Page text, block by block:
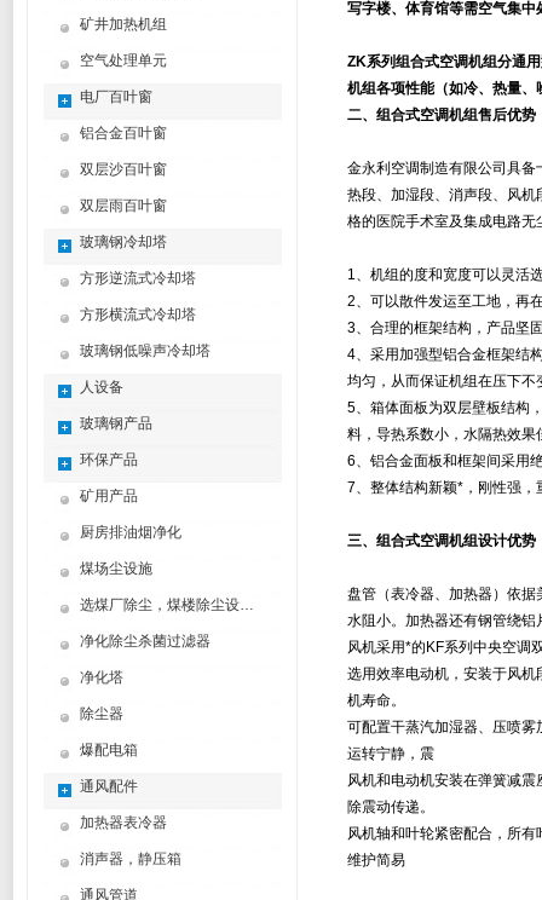
矿井加热机组
空气处理单元
电厂百叶窗
铝合金百叶窗
双层沙百叶窗
双层雨百叶窗
玻璃钢冷却塔
方形逆流式冷却塔
方形横流式冷却塔
玻璃钢低噪声冷却塔
人设备
玻璃钢产品
环保产品
矿用产品
厨房排油烟净化
煤场尘设施
选煤厂除尘，煤楼除尘设计制造方案
净化除尘杀菌过滤器
净化塔
除尘器
爆配电箱
通风配件
加热器表冷器
消声器，静压箱
通风管道
写字楼、体育馆等需空气集
ZK系列组合式空调机组分通
机组各项性能（如冷、热量
二、 组合式空调机组售后优势
金永利空调制造有限公司具
热段、加湿段、消声段、风
格的医院手术室及集成电路
1、机组的度和宽度可以灵活
2、可以散件发运至工地，再
3、合理的框架结构，产品坚
4、采用加强型铝合金框架结
均匀，从而保证机组在压下不
5、箱体面板为双层壁板结构
料，导热系数小，水隔热效
6、铝合金面板和框架间采用
7、整体结构新颖*，刚性强，
三、 组合式空调机组设计优势
盘管（表冷器、加热器）依
水阻小。加热器还有钢管绕
风机采用*的KF系列中央空调
选用效率电动机，安装于风
机寿命。
可配置干蒸汽加湿器、压喷
运转宁静，震
风机和电动机安装在弹簧减
除震动传递。
风机轴和叶轮紧密配合，所
维护简易